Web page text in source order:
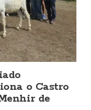
o Castro
de